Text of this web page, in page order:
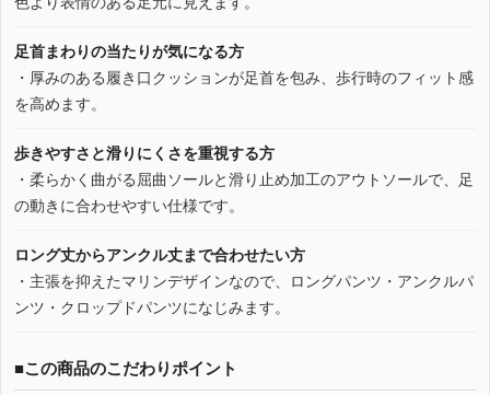
足首まわりの当たりが気になる方
・厚みのある履き口クッションが足首を包み、歩行時のフィット感
を高めます。
歩きやすさと滑りにくさを重視する方
・柔らかく曲がる屈曲ソールと滑り止め加工のアウトソールで、足
の動きに合わせやすい仕様です。
ロング丈からアンクル丈まで合わせたい方
・主張を抑えたマリンデザインなので、ロングパンツ・アンクルパ
ンツ・クロップドパンツになじみます。
■この商品のこだわりポイント